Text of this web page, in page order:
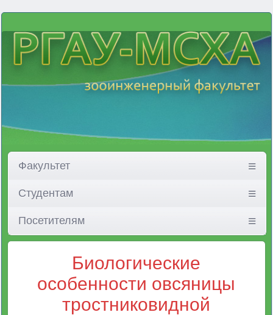
Факультет
Студентам
Посетителям
Биологические
особенности овсяницы
тростниковидной